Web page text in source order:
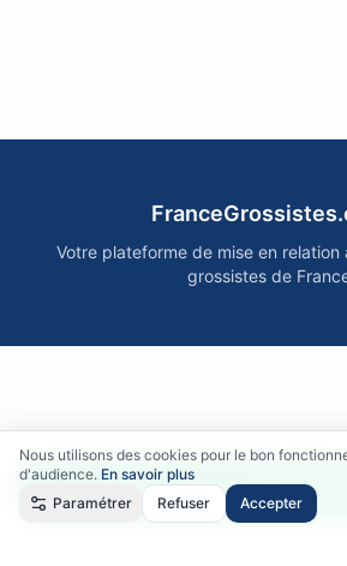
Nous utilisons des cookies pour le bon
d'audience. En savoir plus
Paramétrer
Refuser Accepter
Accéder gratuitement aux
Votre plateforme de mise en relation
grossistes de